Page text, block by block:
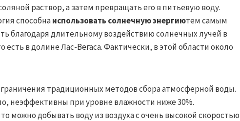
раствор, а затем превращать его в питьевую воду.
способнаиспользовать солнечную энергиютем самым
благодаря длительному воздействию солнечных лучей в
есть в долине Лас-Вегаса. Фактически, в этой области около
традиционных методов сбора атмосферной воды.
неэффективны при уровне влажности ниже 30%.
можно добывать воду из воздуха с очень высокой скоростью